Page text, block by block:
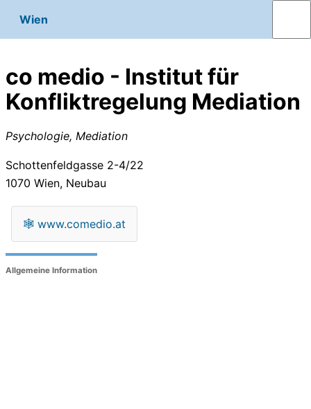
Wien
co medio - Institut für
Konfliktregelung Mediation
Psychologie, Mediation
Schottenfeldgasse 2-4/22
1070 Wien, Neubau
🕸 www.comedio.at
Allgemeine Information